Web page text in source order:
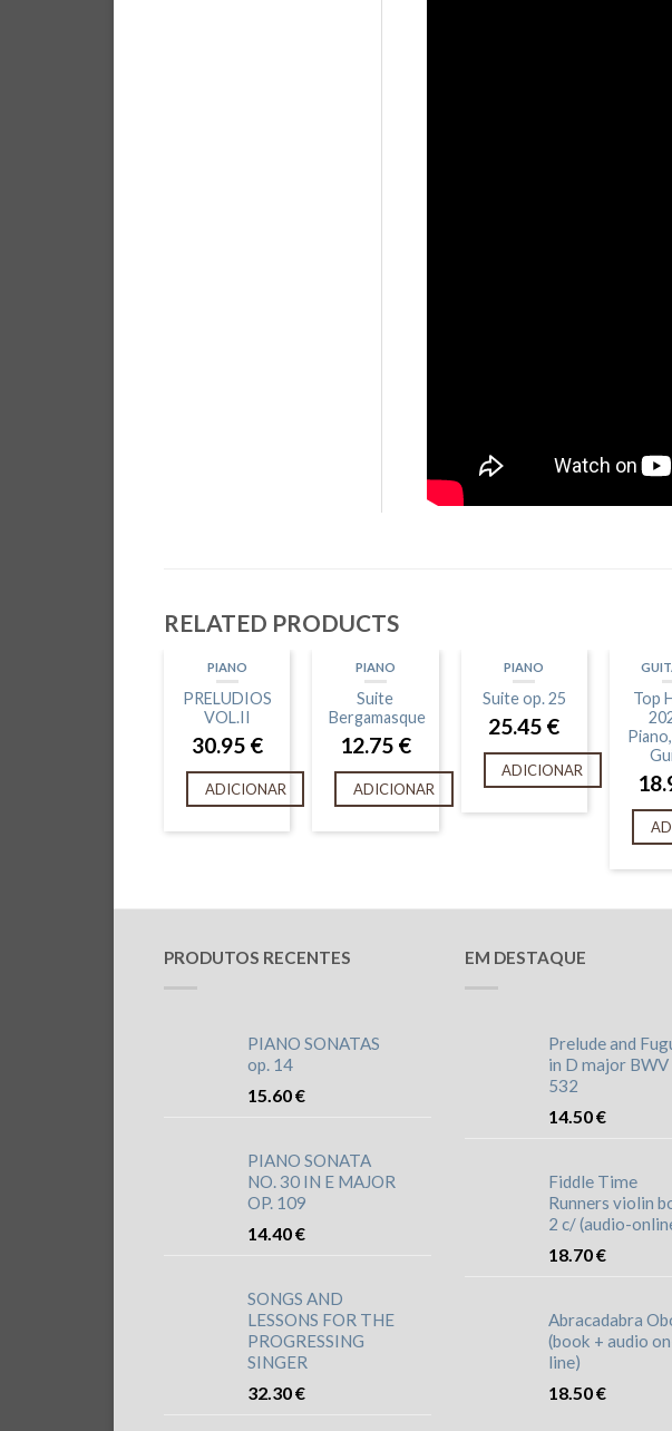
RELATED PRODUCTS
PIANO
PRELUDIOS
VOL.II
30.95 €
ADICIONAR
PIANO
Suite
Bergamasque
12.75 €
ADICIONAR
PIANO
Suite op. 25
25.45 €
ADICIONAR
Top
PRODUTOS RECENTES
PIANO SONATAS
op. 14
15.60€
PIANO SONATA
NO. 30 IN E MAJOR
OP. 109
14.40€
SONGS AND
LESSONS FOR THE
PROGRESSING
SINGER
32.30€
EM DESTAQUE
Prelude and
in D major BWV
532
14.50€
Fiddle Time
Runners violin
2 c/ (audio-
18.70€
Abracadabra
(book + audio
line)
18.50€